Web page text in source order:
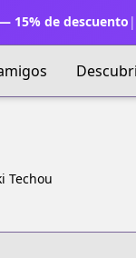
15% de descuento |
Techou